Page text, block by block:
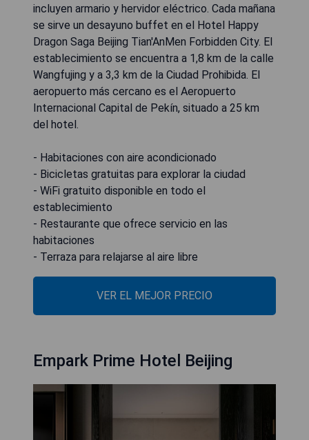
incluyen armario y hervidor eléctrico. Cada mañana
se sirve un desayuno buffet en el Hotel Happy
Dragon Saga Beijing Tian'AnMen Forbidden City. El
establecimiento se encuentra a 1,8 km de la calle
Wangfujing y a 3,3 km de la Ciudad Prohibida. El
aeropuerto más cercano es el Aeropuerto
Internacional Capital de Pekín, situado a 25 km
del hotel.
- Habitaciones con aire acondicionado
- Bicicletas gratuitas para explorar la ciudad
- WiFi gratuito disponible en todo el
establecimiento
- Restaurante que ofrece servicio en las
habitaciones
- Terraza para relajarse al aire libre
VER EL MEJOR PRECIO
Empark Prime Hotel Beijing